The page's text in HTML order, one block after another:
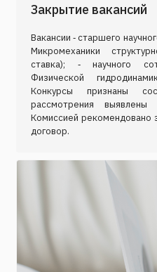
Закрытие вакансий
Вакансии ‑ старшего
Микромеханики
ставка); ‑ научного
Физической
Конкурсы признаны
рассмотрения
Комиссией рекомендовано
договор.